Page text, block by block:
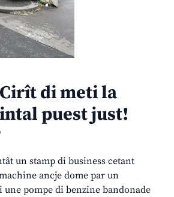
Cirît di meti la
puest just!
un stamp di business cetant
ancje dome par un
une pompe di benzine bandonade